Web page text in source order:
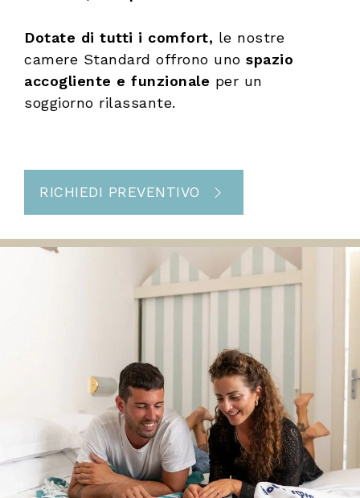
Dotate di tutti i comfort, le nostre
camere Standard offrono uno spazio
accogliente e funzionale per un
soggiorno rilassante.
RICHIEDI PREVENTIVO